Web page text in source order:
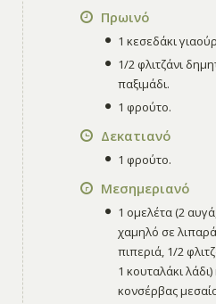
Πρωινό
1 κεσεδάκι
1/2 φλιτζάνι
παξιμάδι.
1 φρούτο.
Δεκατιανό
1 φρούτο.
Μεσημεριανό
1 ομελέτα (2
χαμηλό σε
πιπεριά, 1/2
1 κουταλάκι
κονσέρβας